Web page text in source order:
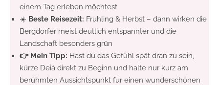
einem Tag erleben möchtest
☀️ Beste Reisezeit: Frühling & Herbst – dann wirken die
Bergdörfer meist deutlich entspannter und die
Landschaft besonders grün
👉 Mein Tipp: Hast du das Gefühl spät dran zu sein,
kürze Deià direkt zu Beginn und halte nur kurz am
berühmten Aussichtspunkt für einen wunderschönen